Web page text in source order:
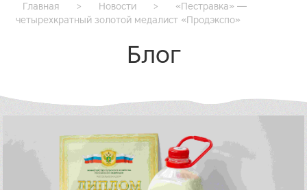
Главная > Новости >
«Пестравка» —
четырехкратный золотой медалист «Продэкспо»
Блог